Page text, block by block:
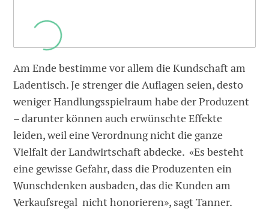
Am Ende bestimme vor allem die Kundschaft am
Ladentisch. Je strenger die Auflagen seien, desto
weniger Handlungsspielraum habe der Produzent
– darunter können auch erwünschte Effekte
leiden, weil eine Verordnung nicht die ganze
Vielfalt der Landwirtschaft abdecke. «Es besteht
eine gewisse Gefahr, dass die Produzenten ein
Wunschdenken ausbaden, das die Kunden am
Verkaufsregal nicht honorieren», sagt Tanner.